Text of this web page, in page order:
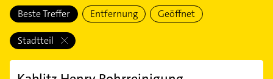
Beste Treffer Entfernung Geöffnet
Stadtteil